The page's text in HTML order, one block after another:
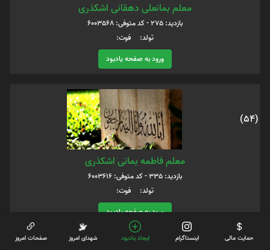
معلم بمانعلی دهقانی اشکذری
بازدید: 275 - کد متوفی: 6003568
تولد: فوت:
ورود به صفحه یادبود
(54)
معلم فاطمه بمانی اشکذری
بازدید: 335 - کد متوفی: 6003616
تولد: فوت:
ورود به صفحه یادبود
حمایت مالی اینستاگرام ایجاد یادبود شهدای امروز صفحات امروز